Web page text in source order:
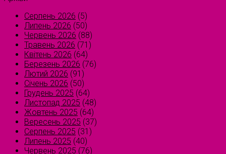
Серпень 2026 (5)
Липень 2026 (50)
Червень 2026 (88)
Травень 2026 (71)
Квітень 2026 (64)
Березень 2026 (76)
Лютий 2026 (91)
Січень 2026 (50)
Грудень 2025 (64)
Листопад 2025 (48)
Жовтень 2025 (64)
Вересень 2025 (37)
Серпень 2025 (31)
Липень 2025 (40)
Червень 2025 (76)